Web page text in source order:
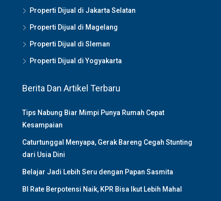
Properti Dijual di Jakarta Selatan
Properti Dijual di Magelang
Properti Dijual di Sleman
Properti Dijual di Yogyakarta
Berita Dan Artikel Terbaru
Tips Nabung Biar Mimpi Punya Rumah Cepat
Kesampaian
Caturtunggal Menyapa, Gerak Bareng Cegah Stunting
dari Usia Dini
Belajar Jadi Lebih Seru dengan Papan Sasmita
BI Rate Berpotensi Naik, KPR Bisa Ikut Lebih Mahal